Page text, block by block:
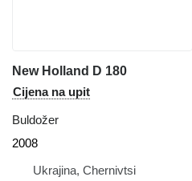
New Holland D 180
Cijena na upit
Buldožer
2008
Ukrajina, Chernivtsi